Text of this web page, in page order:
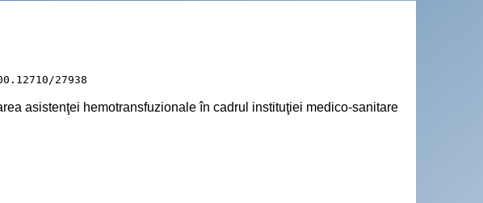
27938
asistenţei hemotransfuzionale în cadrul instituţiei medico-sanitare